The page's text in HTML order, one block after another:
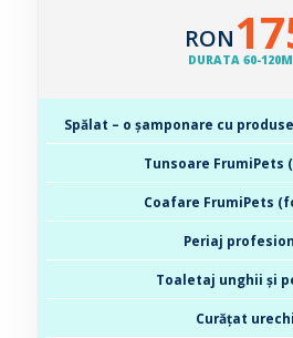
RON
DURATA 60-
Spălat – o șamponare cu produse
Tunsoare FrumiPets
Coafare FrumiPets
Periaj
Toaletaj unghii și
Curățat